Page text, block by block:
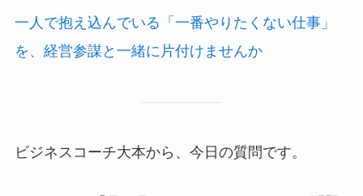
一人で抱え込んでいる「一番やりたくない仕事」
を、経営参謀と一緒に片付けませんか
ビジネスコーチ大本から、今日の質問です。